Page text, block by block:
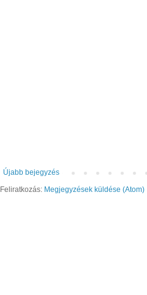
Újabb bejegyzés
Feliratkozás: Megjegyzések küldése (Atom)